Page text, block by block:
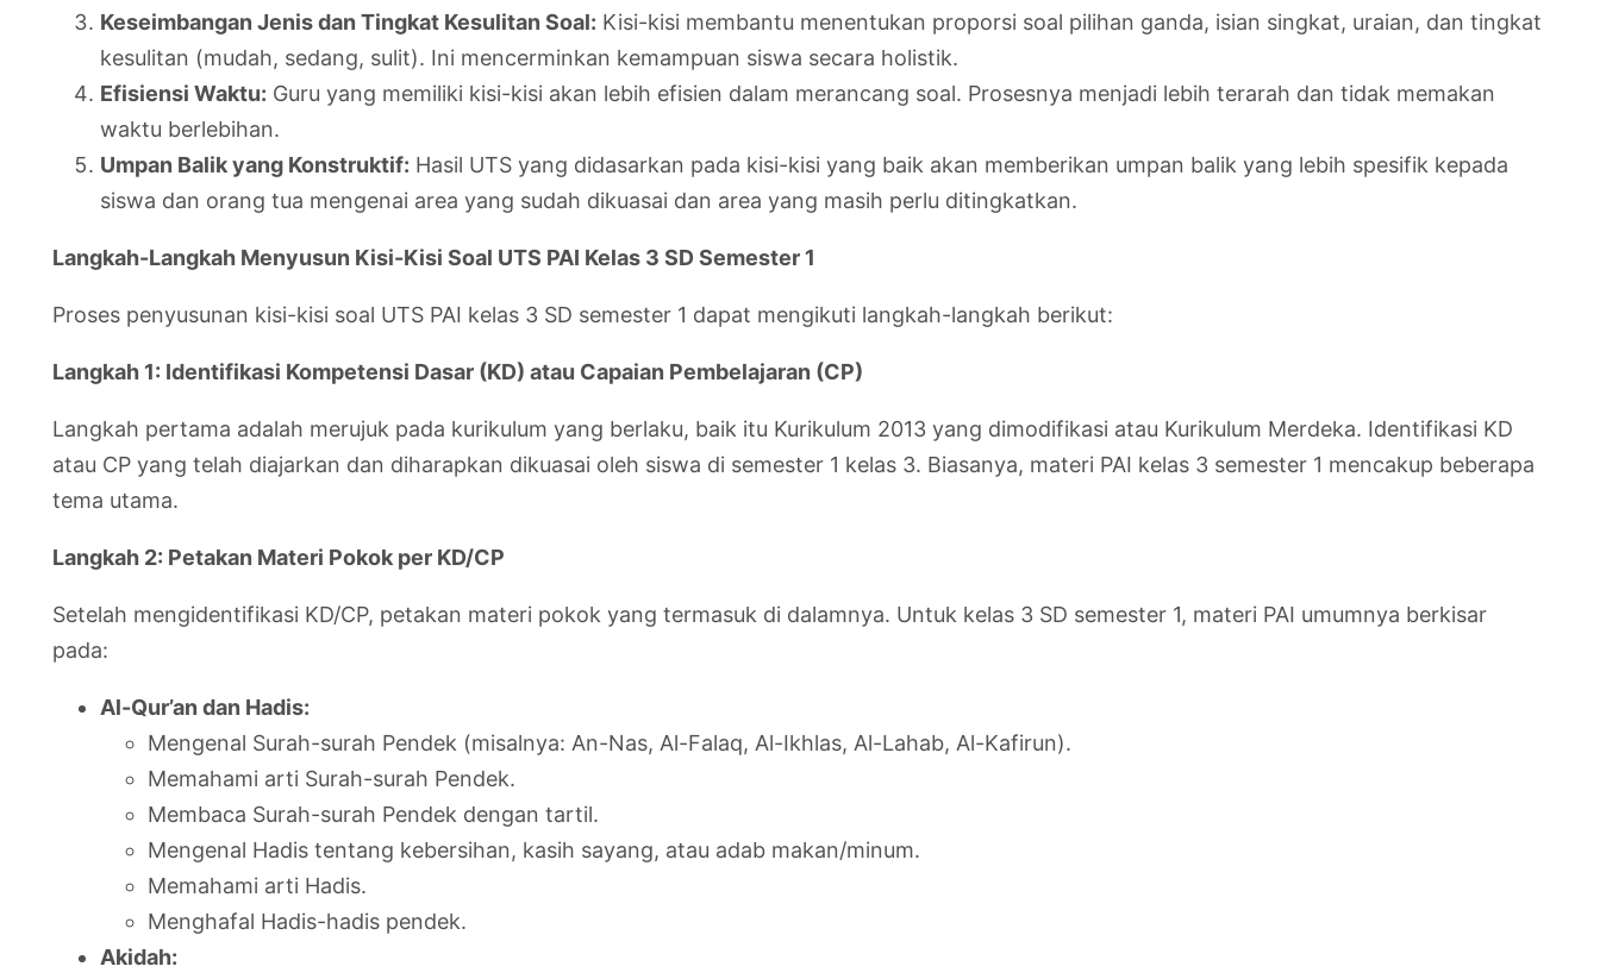
Keseimbangan Jenis dan Tingkat Kesulitan Soal: Kisi-kisi membantu menentukan proporsi soal pilihan ganda, isian singkat, uraian, dan tingkat
kesulitan (mudah, sedang, sulit). Ini mencerminkan kemampuan siswa secara holistik.
Efisiensi Waktu: Guru yang memiliki kisi-kisi akan lebih efisien dalam merancang soal. Prosesnya menjadi lebih terarah dan tidak memakan
waktu berlebihan.
Umpan Balik yang Konstruktif: Hasil UTS yang didasarkan pada kisi-kisi yang baik akan memberikan umpan balik yang lebih spesifik kepada
siswa dan orang tua mengenai area yang sudah dikuasai dan area yang masih perlu ditingkatkan.
Langkah-Langkah Menyusun Kisi-Kisi Soal UTS PAI Kelas 3 SD Semester 1
Proses penyusunan kisi-kisi soal UTS PAI kelas 3 SD semester 1 dapat mengikuti langkah-langkah berikut:
Langkah 1: Identifikasi Kompetensi Dasar (KD) atau Capaian Pembelajaran (CP)
Langkah pertama adalah merujuk pada kurikulum yang berlaku, baik itu Kurikulum 2013 yang dimodifikasi atau Kurikulum Merdeka. Identifikasi KD
atau CP yang telah diajarkan dan diharapkan dikuasai oleh siswa di semester 1 kelas 3. Biasanya, materi PAI kelas 3 semester 1 mencakup beberapa
tema utama.
Langkah 2: Petakan Materi Pokok per KD/CP
Setelah mengidentifikasi KD/CP, petakan materi pokok yang termasuk di dalamnya. Untuk kelas 3 SD semester 1, materi PAI umumnya berkisar
pada:
Al-Qur’an dan Hadis:
Mengenal Surah-surah Pendek (misalnya: An-Nas, Al-Falaq, Al-Ikhlas, Al-Lahab, Al-Kafirun).
Memahami arti Surah-surah Pendek.
Membaca Surah-surah Pendek dengan tartil.
Mengenal Hadis tentang kebersihan, kasih sayang, atau adab makan/minum.
Memahami arti Hadis.
Menghafal Hadis-hadis pendek.
Akidah: